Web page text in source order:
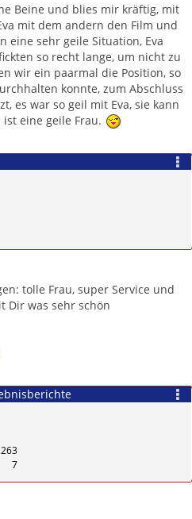
Beine und blies mir kräftig, mit
mit dem andern den Film und
eine sehr geile Situation, Eva
so recht lange, um nicht zu
wir ein paarmal die Position, so
konnte, zum Abschluss
es war so geil mit Eva, sie kann
ist eine geile Frau.
tolle Frau, super Service und
Dir was sehr schön
Zitieren
263
7